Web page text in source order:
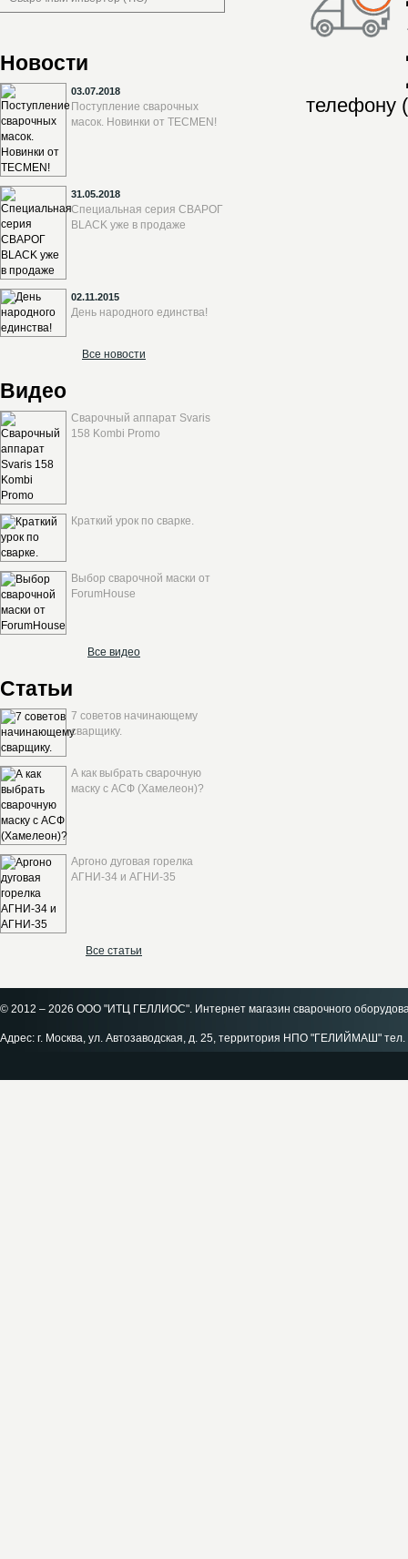
Новости
03.07.2018
Поступление сварочных
масок. Новинки от TECMEN!
31.05.2018
Специальная серия СВАРОГ
BLACK уже в продаже
02.11.2015
День народного единства!
Все новости
Видео
Сварочный аппарат Svaris
158 Kombi Promo
Краткий урок по сварке.
Выбор сварочной маски от
ForumHouse
Все видео
Статьи
7 советов начинающему
сварщику.
А как выбрать сварочную
маску с АСФ (Хамелеон)?
Аргоно дуговая горелка
АГНИ-34 и АГНИ-35
Все статьи
телефону
© 2012 – 2026 ООО "ИТЦ ГЕЛЛИОС". Интернет магазин сварочного
Адрес: г. Москва, ул. Автозаводская, д. 25, территория НПО "ГЕЛИЙМАШ"